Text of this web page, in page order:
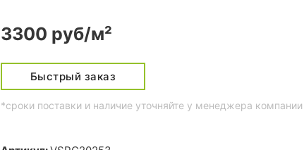
3300 руб/м²
Быстрый заказ
*сроки поставки и наличие уточняйте у менеджера компании